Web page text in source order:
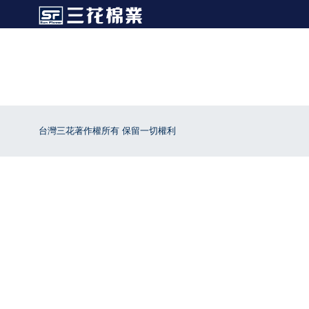
台灣三花著作權所有 保留一切權利